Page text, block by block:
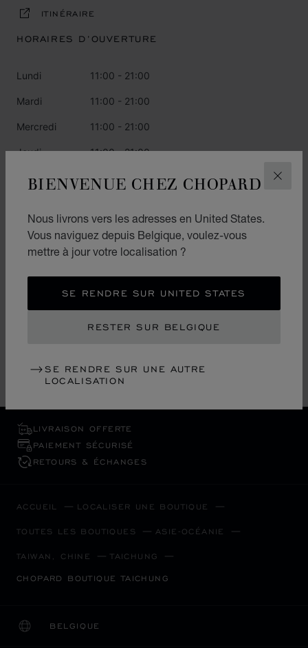
BIENVENUE CHEZ CHOPARD
Nous livrons vers les adresses en United States.
Vous naviguez depuis Belgique, voulez-vous
mettre à jour votre localisation ?
SE RENDRE SUR UNITED STATES
RESTER SUR BELGIQUE
SE RENDRE SUR UNE AUTRE
LOCALISATION
ITINÉRAIRE
HORAIRES D’OUVERTURE
Lundi 11:00 - 21:00
Mardi 11:00 - 21:00
Mercredi 11:00 - 21:00
Jeudi 11:00 - 21:00
Vendredi 11:00 - 21:00
Dimanche 11:00 - 21:00
CATÉGORIES
Accessoires
LIVRAISON OFFERTE
PAIEMENT SÉCURISÉ
RETOURS & ÉCHANGES
ACCUEIL LOCALISER UNE BOUTIQUE
TOUTES LES BOUTIQUES ASIE-OCÉANIE
TAIWAN, CHINE TAICHUNG
CHOPARD BOUTIQUE TAICHUNG
BELGIQUE
LOCALISATION (CHANGER DE PAYS)
CHANGER DE PAYS